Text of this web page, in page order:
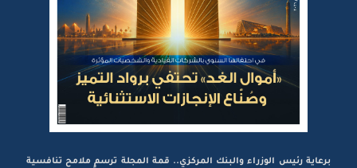
برعاية رئيس الوزراء والبنك المركزي.. قمة المجلة ترسم ملامح تنافسية